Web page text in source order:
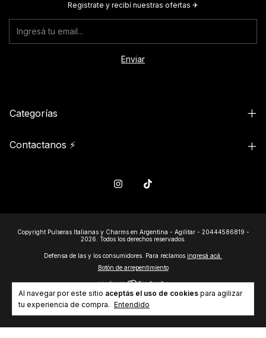
Al navegar por este sitio aceptás el uso de cookies para agilizar
tu experiencia de compra. Entendido
Registrate y recibí nuestras ofertas ✈︎
Categorías
Contactanos ⚡
Copyright Pulseras Italianas y Charms en Argentina - Agilitar - 20444586819 -
2026. Todos los derechos reservados.
Defensa de las y los consumidores. Para reclamos ingresá acá.
Botón de arrepentimiento